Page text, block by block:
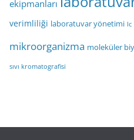
ekipmanları
verimliliği laboratuvar yönetimi lc
mikroorganizma moleküler
sıvı kromatografisi